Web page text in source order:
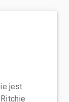
jest